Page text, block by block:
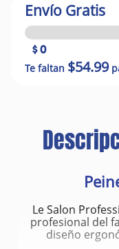
Envío Gratis
$ 0
Te faltan $54.99
Le Salon
profesional del
diseño